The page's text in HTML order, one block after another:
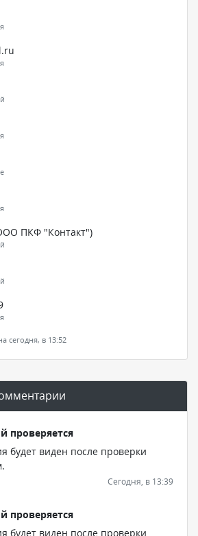
ПКФ "Контакт")
сегодня, в 13:52
проверяется
будет виден после проверки
Сегодня, в 13:39
проверяется
будет виден после проверки